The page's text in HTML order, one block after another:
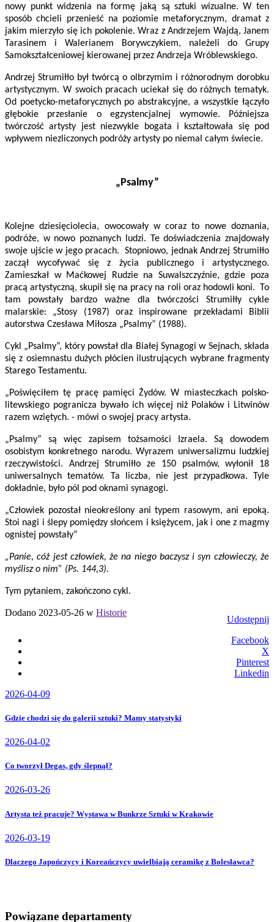
nowy punkt widzenia na formę jaką są sztuki wizualne. W ten
sposób chcieli przenieść na poziomie metaforycznym, dramat z
jakim mierzyło się ich pokolenie. Wraz z Andrzejem Wajdą, Janem
Tarasinem i Walerianem Borywczykiem, należeli do Grupy
Samokształceniowej kierowanej przez Andrzeja Wróblewskiego.
Andrzej Strumiłło był twórcą o olbrzymim i różnorodnym dorobku
artystycznym. W swoich pracach uciekał się do różnych tematyk.
Od poetycko-metaforycznych po abstrakcyjne, a wszystkie łączyło
głębokie przesłanie o egzystencjalnej wymowie. Późniejsza
twórczość artysty jest niezwykle bogata i kształtowała się pod
wpływem niezliczonych podróży artysty po niemal całym świecie.
„Psalmy”
Kolejne dziesięciolecia, owocowały w coraz to nowe doznania,
podróże, w nowo poznanych ludzi. Te doświadczenia znajdowały
swoje ujście w jego pracach. Stopniowo, jednak Andrzej Strumiłło
zaczął wycofywać się z życia publicznego i artystycznego.
Zamieszkał w Maćkowej Rudzie na Suwalszczyźnie, gdzie poza
pracą artystyczną, skupił się na pracy na roli oraz hodowli koni. To
tam powstały bardzo ważne dla twórczości Strumiłły cykle
malarskie: „Stosy (1987) oraz inspirowane przekładami Biblii
autorstwa Czesława Miłosza „Psalmy” (1988).
Cykl „Psalmy”, który powstał dla Białej Synagogi w Sejnach, składa
się z osiemnastu dużych płócien ilustrujących wybrane fragmenty
Starego Testamentu.
„Poświęciłem tę pracę pamięci Żydów. W miasteczkach polsko-
litewskiego pogranicza bywało ich więcej niż Polaków i Litwinów
razem wziętych. - mówi o swojej pracy artysta.
„Psalmy” są więc zapisem tożsamości Izraela. Są dowodem
osobistym konkretnego narodu. Wyrazem uniwersalizmu ludzkiej
rzeczywistości. Andrzej Strumiłło ze 150 psalmów, wyłonił 18
uniwersalnych tematów. Ta liczba, nie jest przypadkowa. Tyle
dokładnie, było pól pod oknami synagogi.
„Człowiek pozostał nieokreślony ani typem rasowym, ani epoką.
Stoi nagi i ślepy pomiędzy słońcem i księżycem, jak i one z magmy
ognistej powstały”
„Panie, cóż jest człowiek, że na niego baczysz i syn człowieczy, że
myślisz o nim” (Ps. 144,3).
Tym pytaniem, zakończono cykl.
Dodano 2023-05-26 w Historie
Udostępnij
Facebook
X
Pinterest
Linkedin
2026-04-09
Gdzie chodzi się do galerii sztuki? Mamy statystyki
2026-04-02
Co tworzył Degas, gdy ślepnął?
2026-03-26
Artysta też pracuje? Wystawa w Bunkrze Sztuki w Krakowie
2026-03-19
Dlaczego Japończycy i Koreańczycy uwielbiają ceramikę z Bolesławca?
Powiązane departamenty